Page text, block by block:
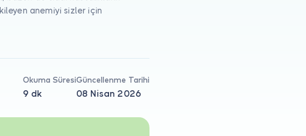
anemiyi sizler için
Okuma Süresi
9 dk
Güncellenme Tarihi
08 Nisan 2026